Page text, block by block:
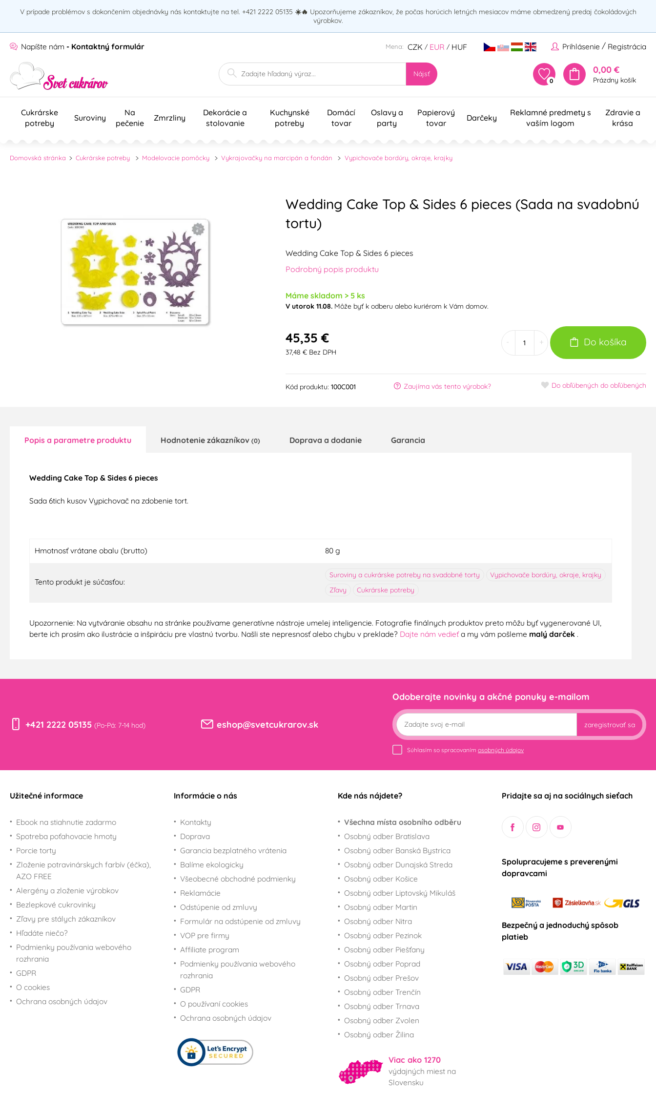
V prípade problémov s dokončením objednávky nás kontaktujte na tel. +421 2222 05135 ☀️🔥 Upozorňujeme zákazníkov, že počas horúcich letných mesiacov máme obmedzený predaj čokoládových
výrobkov.
Napíšte nám - Kontaktný formulár Prihlásenie / Registrácia
Mena: CZK / EUR / HUF
Nájsť
0
0,00 €
Prázdny košík
Cukrárske
potreby
Suroviny
Na
pečenie
Zmrzliny
Dekorácie a
stolovanie
Kuchynské
potreby
Domácí
tovar
Oslavy a
party
Papierový
tovar
Darčeky
Reklamné predmety s
vaším logom
Zdravie a
krása
Domovská stránka Cukrárske potreby Modelovacie pomôcky Vykrajovačky na marcipán a fondán Vypichovače bordúry, okraje, krajky
Wedding Cake Top & Sides 6 pieces (Sada na svadobnú
tortu)
Wedding Cake Top & Sides 6 pieces
Podrobný popis produktu
Máme skladom > 5 ks
V utorok 11.08.Môže byť k odberu alebo kuriérom k Vám domov.
45,35 €
37,48 € Bez DPH
+ Do košíka
Kód produktu: 100C001 Zaujíma vás tento výrobok? Do obľúbených do obľúbených
Popis a parametre produktu Hodnotenie zákazníkov (0) Doprava a dodanie Garancia
Wedding Cake Top & Sides 6 pieces
Sada 6tich kusov Vypichovač na zdobenie tort.
Hmotnosť vrátane obalu (brutto) 80 g
Tento produkt je súčasťou:
Suroviny a cukrárske potreby na svadobné torty
Vypichovače bordúry, okraje, krajky
Zľavy
Cukrárske potreby
Upozornenie: Na vytváranie obsahu na stránke používame generatívne nástroje umelej inteligencie. Fotografie finálnych produktov preto môžu byť vygenerované UI,
berte ich prosím ako ilustrácie a inšpiráciu pre vlastnú tvorbu. Našli ste nepresnosť alebo chybu v preklade? Dajte nám vedieťa my vám pošleme malý darček .
+421 2222 05135 (Po-Pá: 7-14 hod) eshop@svetcukrarov.sk
Odoberajte novinky a akčné ponuky e-mailom
zaregistrovať sa
Súhlasím so spracovaním osobných údajov
Užitečné informace
Ebook na stiahnutie zadarmo
Spotreba poťahovacie hmoty
Porcie torty
Zloženie potravinárskych farbív (éčka),
AZO FREE
Alergény a zloženie výrobkov
Bezlepkové cukrovinky
Zľavy pre stálych zákazníkov
Hľadáte niečo?
Podmienky používania webového
rozhrania
GDPR
O cookies
Ochrana osobných údajov
Informácie o nás
Kontakty
Doprava
Garancia bezplatného vrátenia
Balíme ekologicky
Všeobecné obchodné podmienky
Reklamácie
Odstúpenie od zmluvy
Formulár na odstúpenie od zmluvy
VOP pre firmy
Affiliate program
Podmienky používania webového
rozhrania
GDPR
O používaní cookies
Ochrana osobných údajov
Kde nás nájdete?
Všechna místa osobního odběru
Osobný odber Bratislava
Osobný odber Banská Bystrica
Osobný odber Dunajská Streda
Osobný odber Košice
Osobný odber Liptovský Mikuláš
Osobný odber Martin
Osobný odber Nitra
Osobný odber Pezinok
Osobný odber Piešťany
Osobný odber Poprad
Osobný odber Prešov
Osobný odber Trenčín
Osobný odber Trnava
Osobný odber Zvolen
Osobný odber Žilina
Viac ako 1270
výdajných miest na
Slovensku
Pridajte sa aj na sociálnych sieťach
Spolupracujeme s preverenými
dopravcami
Bezpečný a jednoduchý spôsob
platieb